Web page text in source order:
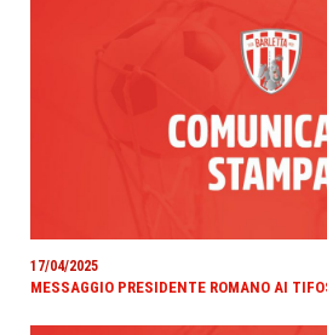
17/04/2025
MESSAGGIO PRESIDENTE ROMANO AI